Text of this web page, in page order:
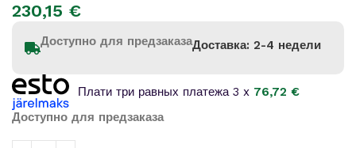
230,15 €
Доступно для предзаказаДоставка: 2-4 недели
Плати три равных платежа 3 x 76,72 €
Доступно для предзаказа